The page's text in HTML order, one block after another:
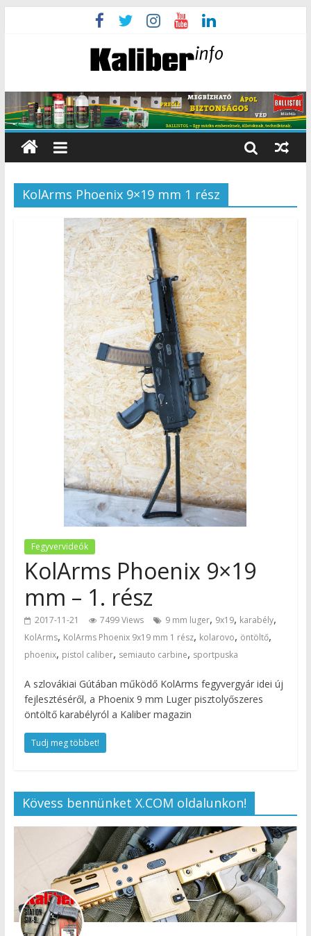
KolArms Phoenix 9×19 mm 1 rész
Fegyvervideók
KolArms Phoenix 9×19
mm – 1. rész
2017-11-21 7499 Views 9 mm luger, 9x19, karabély,
KolArms, KolArms Phoenix 9x19 mm 1 rész, kolarovo, öntöltő,
phoenix, pistol caliber, semiauto carbine, sportpuska
A szlovákiai Gútában működő KolArms fegyvergyár idei új
fejlesztéséről, a Phoenix 9 mm Luger pisztolyőszeres
öntöltő karabélyról a Kaliber magazin
Tudj meg többet!
Kövess bennünket X.COM oldalunkon!